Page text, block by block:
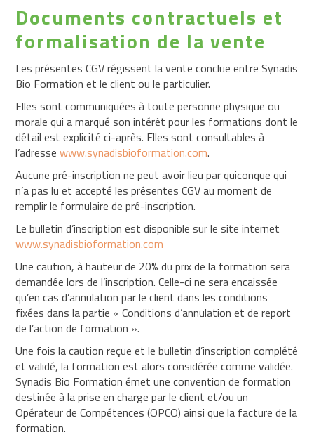
Rayons
spécialisés
Service
arrière
Vrac
Téléchargez
Prise
charge
Click&Form
l’Opcommerce
recrutement
l’alternance
Accessibilité
Documents contractuels et
formalisation de la vente
Les présentes CGV régissent la vente conclue entre Synadis
Bio Formation et le client ou le particulier.
Elles sont communiquées à toute personne physique ou
morale qui a marqué son intérêt pour les formations dont le
détail est explicité ci-après. Elles sont consultables à
l’adressewww.synadisbioformation.com.
Aucune pré-inscription ne peut avoir lieu par quiconque qui
n’a pas lu et accepté les présentes CGV au moment de
remplir le formulaire de pré-inscription.
Le bulletin d’inscription est disponible sur le site internet
www.synadisbioformation.com
Une caution, à hauteur de 20% du prix de la formation sera
demandée lors de l’inscription. Celle-ci ne sera encaissée
qu’en cas d’annulation par le client dans les conditions
fixées dans la partie « Conditions d’annulation et de report
de l’action de formation ».
Une fois la caution reçue et le bulletin d’inscription complété
et validé, la formation est alors considérée comme validée.
Synadis Bio Formation émet une convention de formation
destinée à la prise en charge par le client et/ou un
Opérateur de Compétences (OPCO) ainsi que la facture de la
formation.